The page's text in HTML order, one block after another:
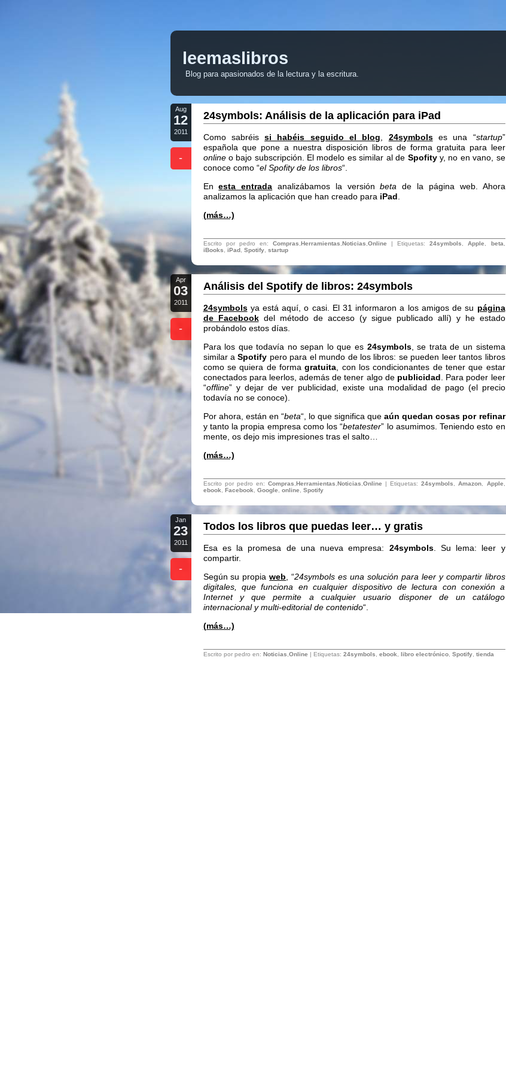
leemaslibros
Blog para apasionados de la lectura y la escritura.
Aug
12
2011
-
24symbols: Análisis de la aplicación para iPad
Como sabréissi habéis seguido el blog 24symbolses una “startup”
española que pone a nuestra disposición libros de forma gratuita para leer
onlineo bajo subscripción. El modelo es similar al de Spofityy, no en vano, se
conoce como “el Spofity de los libros“.
Enesta entrada analizábamos la versiónbeta de la página web. Ahora
analizamos la aplicación que han creado para iPad
(más…)
Escrito por pedro en: Compras Herramientas Noticias Online | Etiquetas:24symbols ,Apple beta
iBooks
iPad, Spotify, startup
Apr
03
2011
-
Análisis del Spotify de libros: 24symbols
24symbolsya está aquí, o casi. El 31 informaron a los amigos de su página
de Facebookdel método de acceso (y sigue publicado allí) y he estado
probándolo estos días.
Para los que todavía no sepan lo que es 24symbols, se trata de un sistema
similar aSpotify pero para el mundo de los libros: se pueden leer tantos libros
como se quiera de formagratuita , con los condicionantes de tener que estar
conectados para leerlos, además de tener algo de publicidad . Para poder leer
“offline” y dejar de ver publicidad, existe una modalidad de pago (el precio
todavía no se conoce).
Por ahora, están en “beta“, lo que significa queaún quedan cosas por refinar
y tanto la propia empresa como los “betatester” lo asumimos. Teniendo esto en
mente, os dejo mis impresiones tras el salto…
(más…)
Escrito por pedro en: Compras Herramientas Noticias Online | Etiquetas:24symbols ,Amazon Apple
ebook
Facebook Google online Spotify
Jan
23
2011
-
Todos los libros que puedas leer… y gratis
Esa es la promesa de una nueva empresa: 24symbols. Su lema: leer y
compartir.
Según su propiaweb , “24symbols es una solución para leer y compartir libros
digitales, que funciona en cualquier dispositivo de lectura con conexión a
Internet y que permite a cualquier usuario disponer de un catálogo
internacional y multi-editorial de contenido“.
(más…)
Escrito por pedro en: Noticias Online | Etiquetas: 24symbols ebook libro electrónico, Spotify, tienda